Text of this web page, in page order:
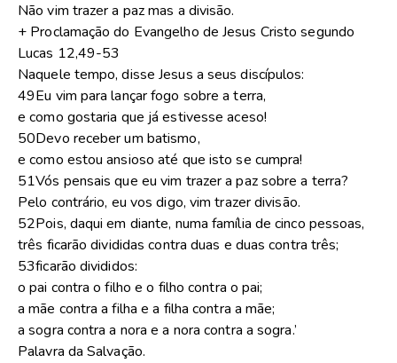
Não vim trazer a paz mas a divisão.
+ Proclamação do Evangelho de Jesus Cristo segundo
Lucas 12,49-53
Naquele tempo, disse Jesus a seus discípulos:
49Eu vim para lançar fogo sobre a terra,
e como gostaria que já estivesse aceso!
50Devo receber um batismo,
e como estou ansioso até que isto se cumpra!
51Vós pensais que eu vim trazer a paz sobre a terra?
Pelo contrário, eu vos digo, vim trazer divisão.
52Pois, daqui em diante, numa família de cinco pessoas,
três ficarão divididas contra duas e duas contra três;
53ficarão divididos:
o pai contra o filho e o filho contra o pai;
a mãe contra a filha e a filha contra a mãe;
a sogra contra a nora e a nora contra a sogra.’
Palavra da Salvação.